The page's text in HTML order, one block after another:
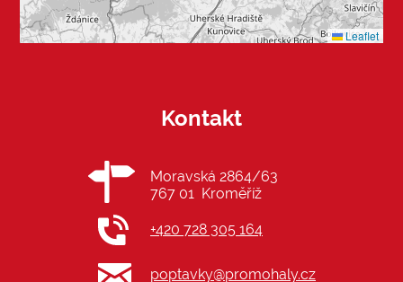
Leaflet
Kontakt
Moravská 2864/63
767 01 Kroměříž
+420 728 305 164
poptavky@promohaly.cz